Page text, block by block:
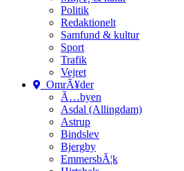
Politik
Redaktionelt
Samfund & kultur
Sport
Trafik
Vejret
OmrÃ¥der
Ã…byen
Asdal (Allingdam)
Astrup
Bindslev
Bjergby
EmmersbÃ¦k